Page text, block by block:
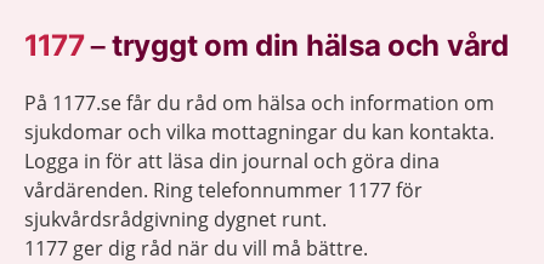
1177–tryggt om din hälsa och vård
På 1177.se får du råd om hälsa och information om
sjukdomar och vilka mottagningar du kan kontakta.
Logga in för att läsa din journal och göra dina
vårdärenden. Ring telefonnummer 1177 för
sjukvårdsrådgivning dygnet runt.
1177 ger dig råd när du vill må bättre.